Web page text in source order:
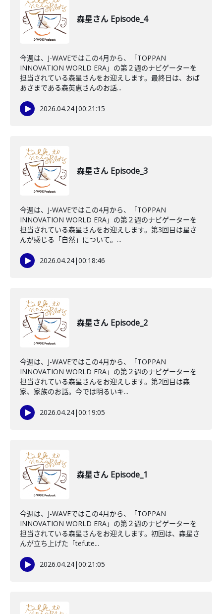
森星さん Episode_4
今週は、J-WAVEではこの4月から、「TOPPAN
INNOVATION WORLD ERA」の第２週のナビゲーターを
担当されている森星さんをお迎えします。最終日は、おば
あさまである森英恵さんのお話...
2026.04.24|00:21:15
森星さん Episode_3
今週は、J-WAVEではこの4月から、「TOPPAN
INNOVATION WORLD ERA」の第２週のナビゲーターを
担当されている森星さんをお迎えします。第3回目は星さ
んが感じる「自然」について。...
2026.04.24|00:18:46
森星さん Episode_2
今週は、J-WAVEではこの4月から、「TOPPAN
INNOVATION WORLD ERA」の第２週のナビゲーターを
担当されている森星さんをお迎えします。第2回目は森
家、家族のお話。今では明るいキ...
2026.04.24|00:19:05
森星さん Episode_1
今週は、J-WAVEではこの4月から、「TOPPAN
INNOVATION WORLD ERA」の第２週のナビゲーターを
担当されている森星さんをお迎えします。初回は、森星さ
んが立ち上げた「tefute...
2026.04.24|00:21:05